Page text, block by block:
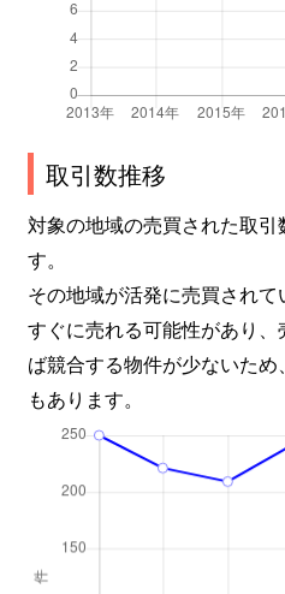
取引数推移
対象の地域の売買された取
す。
その地域が活発に売買され
すぐに売れる可能性があり
ば競合する物件が少ないた
もあります。